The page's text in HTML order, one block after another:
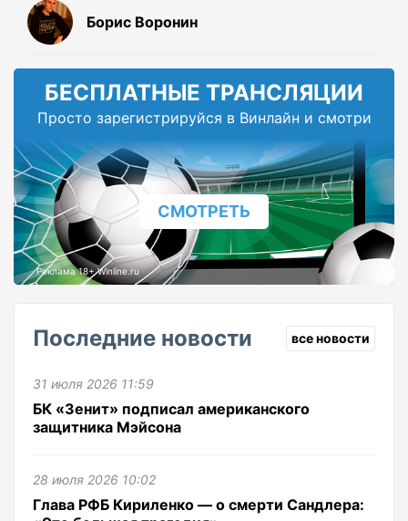
Борис Воронин
БЕСПЛАТНЫЕ ТРАНСЛЯЦИИ
Просто зарегистрируйся в Винлайн и смотри
СМОТРЕТЬ
Реклама 18+ Winline.ru
Последние новости все новости
31 июля 2026 11:59
БК «Зенит» подписал американского
защитника Мэйсона
28 июля 2026 10:02
Глава РФБ Кириленко — о смерти Сандлера: